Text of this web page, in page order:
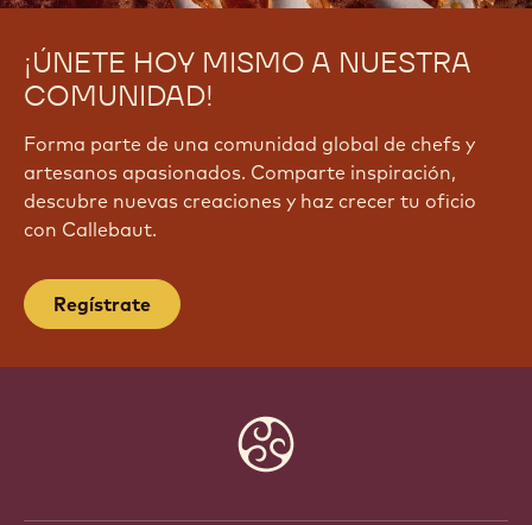
¡ÚNETE HOY MISMO A NUESTRA
COMUNIDAD!
Forma parte de una comunidad global de chefs y
artesanos apasionados. Comparte inspiración,
descubre nuevas creaciones y haz crecer tu oficio
con Callebaut.
Regístrate